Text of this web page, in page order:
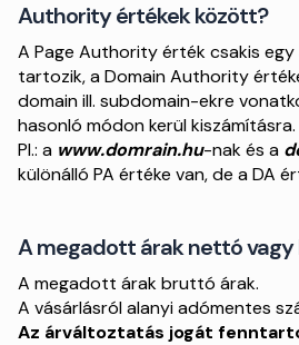
Authority értékek között?
A Page Authority érték csakis
tartozik, a Domain Authority
domain ill. subdomain-ekre
hasonló módon kerül kiszámításra.
Pl.: a www.domrain.hu-nak és a
különálló PA értéke van, de a DA
A megadott árak nettó
A megadott árak bruttó árak.
A vásárlásról alanyi adómentes
Az árváltoztatás jogát